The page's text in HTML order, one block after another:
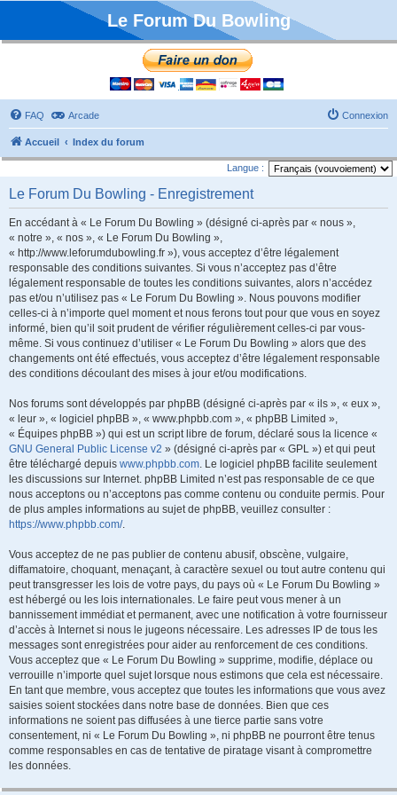
Le Forum Du Bowling
FAQ Arcade Connexion
Accueil Index du forum
Langue :
Le Forum Du Bowling - Enregistrement
En accédant à « Le Forum Du Bowling » (désigné ci-après par « nous »,
« notre », « nos », « Le Forum Du Bowling »,
« http://www.leforumdubowling.fr »), vous acceptez d’être légalement
responsable des conditions suivantes. Si vous n’acceptez pas d’être
légalement responsable de toutes les conditions suivantes, alors n’accédez
pas et/ou n’utilisez pas « Le Forum Du Bowling ». Nous pouvons modifier
celles-ci à n’importe quel moment et nous ferons tout pour que vous en soyez
informé, bien qu’il soit prudent de vérifier régulièrement celles-ci par vous-
même. Si vous continuez d’utiliser « Le Forum Du Bowling » alors que des
changements ont été effectués, vous acceptez d’être légalement responsable
des conditions découlant des mises à jour et/ou modifications.
Nos forums sont développés par phpBB (désigné ci-après par « ils », « eux »,
« leur », « logiciel phpBB », « www.phpbb.com », « phpBB Limited »,
« Équipes phpBB ») qui est un script libre de forum, déclaré sous la licence «
GNU General Public License v2 » (désigné ci-après par « GPL ») et qui peut
être téléchargé depuis www.phpbb.com. Le logiciel phpBB facilite seulement
les discussions sur Internet. phpBB Limited n’est pas responsable de ce que
nous acceptons ou n’acceptons pas comme contenu ou conduite permis. Pour
de plus amples informations au sujet de phpBB, veuillez consulter :
https://www.phpbb.com/.
Vous acceptez de ne pas publier de contenu abusif, obscène, vulgaire,
diffamatoire, choquant, menaçant, à caractère sexuel ou tout autre contenu qui
peut transgresser les lois de votre pays, du pays où « Le Forum Du Bowling »
est hébergé ou les lois internationales. Le faire peut vous mener à un
bannissement immédiat et permanent, avec une notification à votre fournisseur
d’accès à Internet si nous le jugeons nécessaire. Les adresses IP de tous les
messages sont enregistrées pour aider au renforcement de ces conditions.
Vous acceptez que « Le Forum Du Bowling » supprime, modifie, déplace ou
verrouille n’importe quel sujet lorsque nous estimons que cela est nécessaire.
En tant que membre, vous acceptez que toutes les informations que vous avez
saisies soient stockées dans notre base de données. Bien que ces
informations ne soient pas diffusées à une tierce partie sans votre
consentement, ni « Le Forum Du Bowling », ni phpBB ne pourront être tenus
comme responsables en cas de tentative de piratage visant à compromettre
les données.